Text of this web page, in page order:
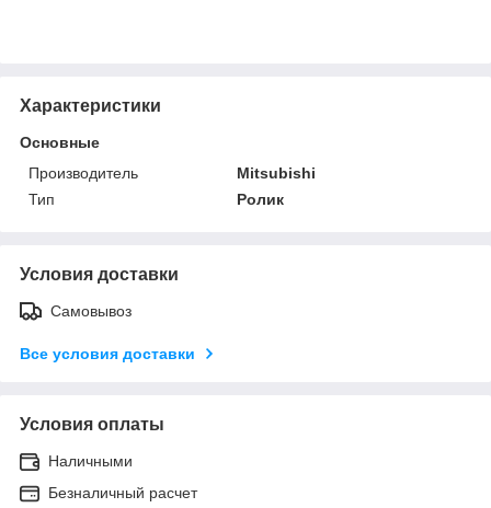
Характеристики
Основные
Производитель
Mitsubishi
Тип
Ролик
Условия доставки
Самовывоз
Все условия доставки
Условия оплаты
Наличными
Безналичный расчет